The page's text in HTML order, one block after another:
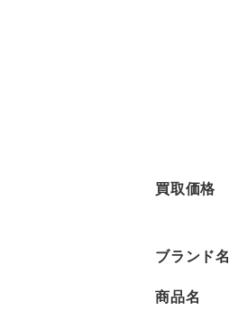
買取価格
ブランド名
商品名